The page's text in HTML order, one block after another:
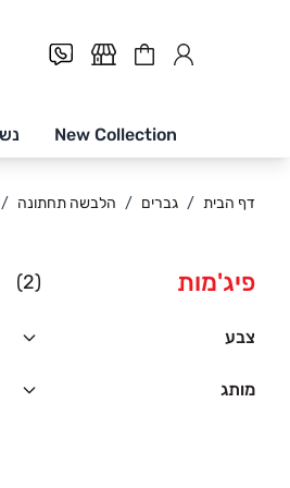
Cart
New Collection
דף הבית / גברים / הלבשה תחתונה /
פיג'מות (2)
צבע
מותג